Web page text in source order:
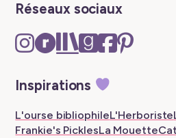
Réseaux sociaux
Instagram
–
tab
Ravelry
–
tab
The
Storygraph
New
tab
Goodreads
–
tab
Facebook
–
Pinterest
Inspirations
L'ourse bibliophileL'Herboriste
Frankie's PicklesLa Mouette